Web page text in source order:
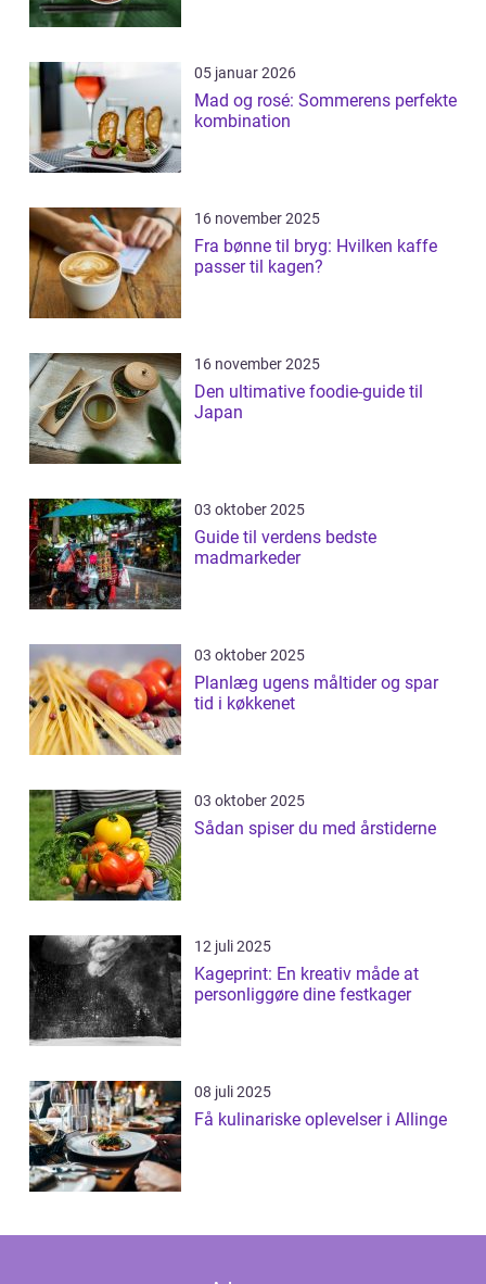
05 januar 2026
Mad og rosé: Sommerens perfekte
kombination
16 november 2025
Fra bønne til bryg: Hvilken kaffe
passer til kagen?
16 november 2025
Den ultimative foodie-guide til
Japan
03 oktober 2025
Guide til verdens bedste
madmarkeder
03 oktober 2025
Planlæg ugens måltider og spar
tid i køkkenet
03 oktober 2025
Sådan spiser du med årstiderne
12 juli 2025
Kageprint: En kreativ måde at
personliggøre dine festkager
08 juli 2025
Få kulinariske oplevelser i Allinge